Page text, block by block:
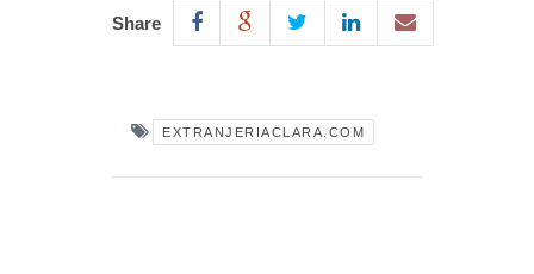
Share
EXTRANJERIACLARA.COM